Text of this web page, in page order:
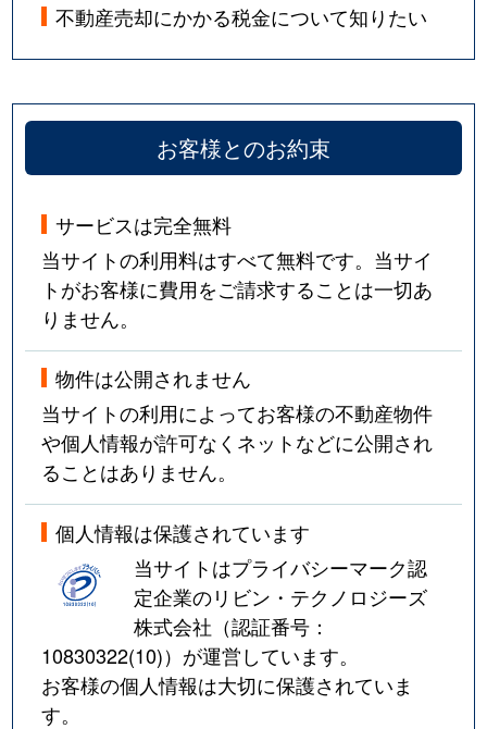
不動産売却にかかる税金について知りたい
お客様とのお約束
サービスは完全無料
当サイトの利用料はすべて無料です。当サイ
トがお客様に費用をご請求することは一切あ
りません。
物件は公開されません
当サイトの利用によってお客様の不動産物件
や個人情報が許可なくネットなどに公開され
ることはありません。
個人情報は保護されています
当サイトはプライバシーマーク認
定企業のリビン・テクノロジーズ
株式会社（認証番号：
10830322(10)）が運営しています。
お客様の個人情報は大切に保護されていま
す。